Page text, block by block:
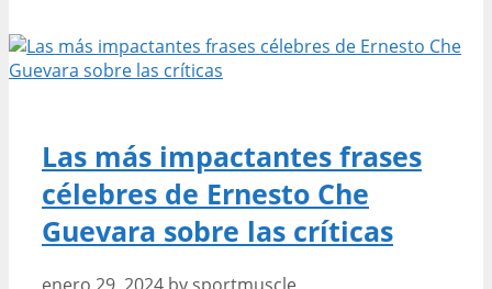
la
Las más impactantes frases
célebres de Ernesto Che
Guevara sobre las críticas